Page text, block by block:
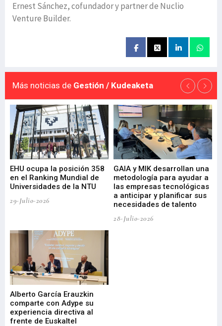
Ernest Sánchez, cofundador y partner de Nuclio
Venture Builder.
Más noticias de Gestión / Kudeaketa
EHU ocupa la posición 358
en el Ranking Mundial de
Universidades de la NTU
29-Julio-2026
GAIA y MIK desarrollan una
metodología para ayudar a
las empresas tecnológicas
a anticipar y planificar sus
necesidades de talento
28-Julio-2026
Alberto García Erauzkin
comparte con Adype su
experiencia directiva al
frente de Euskaltel